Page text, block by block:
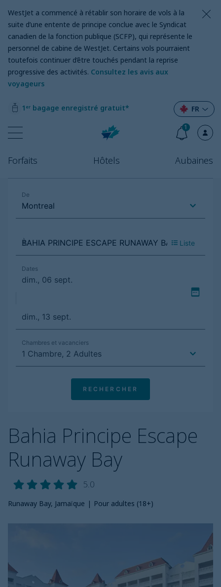
WestJet a commencé à rétablir son horaire de vols à la
suite d’une entente de principe conclue avec le Syndicat
canadien de la fonction publique (SCFP), qui représente le
personnel de cabine de WestJet. Certains vols pourraient
toutefois continuer d’être touchés pendant la reprise
progressive des activités. Consultez les avis aux
voyageurs
1ᵉʳ bagage enregistré gratuit*
Forfaits Hôtels Aubaines
FR
1
Bahia Principe Escape
Runaway Bay
5.0
Runaway Bay, Jamaïque | Pour adultes (18+)